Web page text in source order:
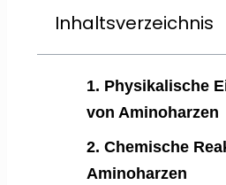
Inhaltsverzeichnis
1. Physikalische
von Aminoharzen
2. Chemische
Aminoharzen